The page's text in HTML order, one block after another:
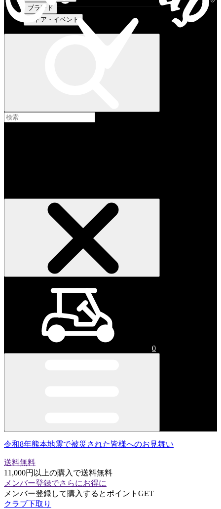
ブランド
ストア・イベント
0
令和8年熊本地震で被災された皆様へのお見舞い
送料無料
11,000円以上の購入で送料無料
メンバー登録でさらにお得に
メンバー登録して購入するとポイントGET
クラブ下取り